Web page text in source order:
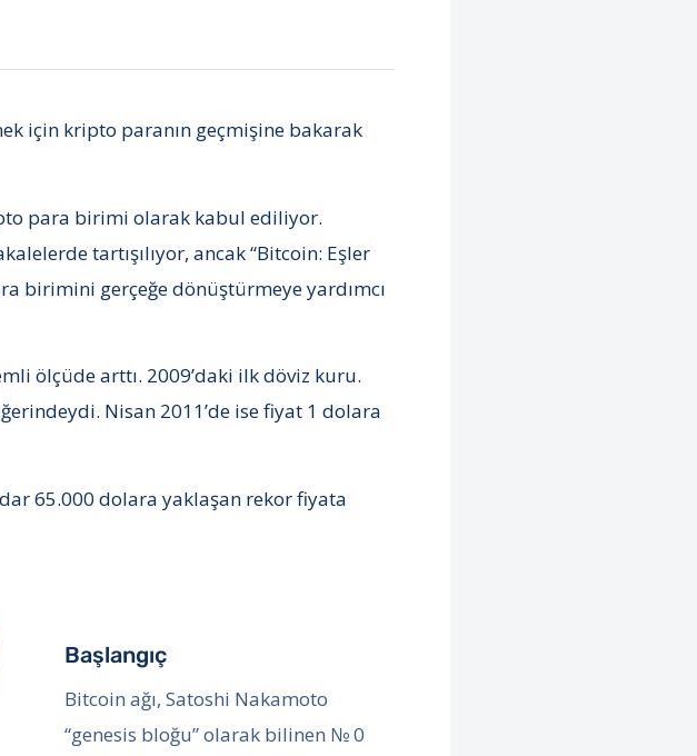
için kripto paranın geçmişine bakarak
para birimi olarak kabul ediliyor.
tartışılıyor, ancak “Bitcoin: Eşler
birimini gerçeğe dönüştürmeye yardımcı
ölçüde arttı. 2009’daki ilk döviz kuru.
Nisan 2011’de ise fiyat 1 dolara
65.000 dolara yaklaşan rekor fiyata
Başlangıç
Bitcoin ağı, Satoshi Nakamoto
“genesis bloğu” olarak bilinen № 0